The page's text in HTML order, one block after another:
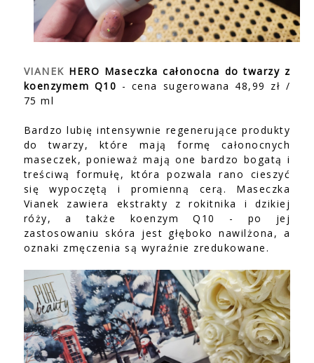
VIANEK HERO Maseczka całonocna do twarzy z
koenzymem Q10 - cena sugerowana 48,99 zł /
75 ml
Bardzo lubię intensywnie regenerujące produkty
do twarzy, które mają formę całonocnych
maseczek, ponieważ mają one bardzo bogatą i
treściwą formułę, która pozwala rano cieszyć
się wypoczętą i promienną cerą. Maseczka
Vianek zawiera ekstrakty z rokitnika i dzikiej
róży, a także koenzym Q10 - po jej
zastosowaniu skóra jest głęboko nawilżona, a
oznaki zmęczenia są wyraźnie zredukowane.